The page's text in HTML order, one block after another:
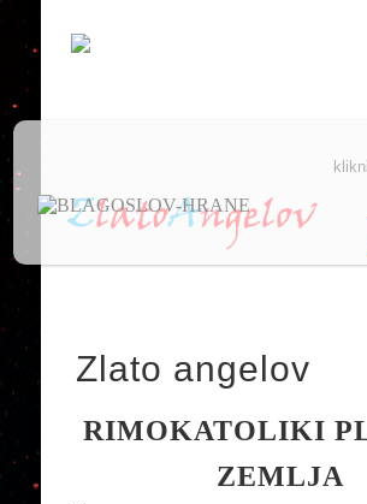
Zlato angelov
RIMOKATOLIKI
ZEMLJA